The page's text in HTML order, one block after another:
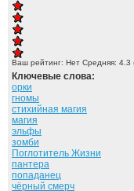
Ваш рейтинг: Нет Средняя: 4.3
Ключевые слова:
орки
гномы
стихийная магия
магия
эльфы
зомби
Поглотитель Жизни
пантера
попаданец
чёрный смерч